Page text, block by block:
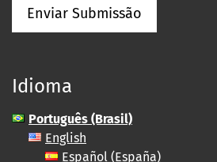
Enviar Submissão
Idioma
Português (Brasil)
English
Español (España)